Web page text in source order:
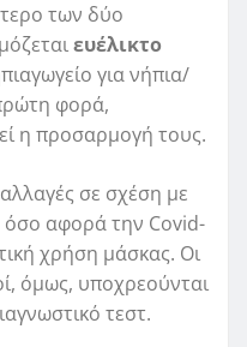
των δύο
ευέλικτο
για νήπια/
φορά,
η προσαρμογή τους.
σε σχέση με
όσο αφορά την Covid-
χρήση μάσκας. Οι
όμως, υποχρεούνται
τεστ.